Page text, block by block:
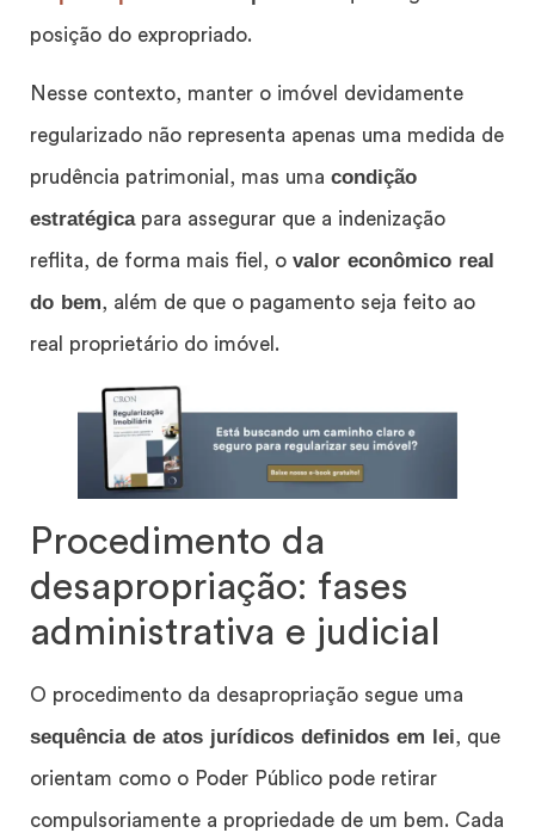
posição do expropriado.
Nesse contexto, manter o imóvel devidamente
regularizado não representa apenas uma medida de
prudência patrimonial, mas uma condição
estratégicapara assegurar que a indenização
reflita, de forma mais fiel, o valor econômico real
do bem, além de que o pagamento seja feito ao
real proprietário do imóvel.
Procedimento da
desapropriação: fases
administrativa e judicial
O procedimento da desapropriação segue uma
sequência de atos jurídicos definidos em lei, que
orientam como o Poder Público pode retirar
compulsoriamente a propriedade de um bem. Cada